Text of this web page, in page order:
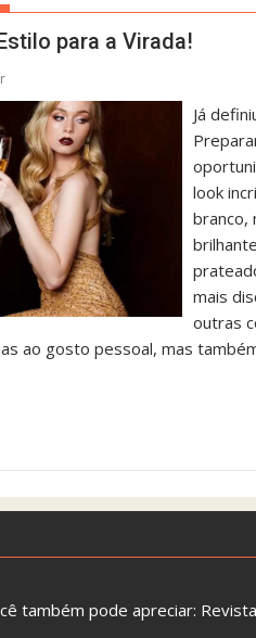
para a Virada!
Já
look
branco,
mais
outras
ao gosto pessoal, mas
também pode apreciar: